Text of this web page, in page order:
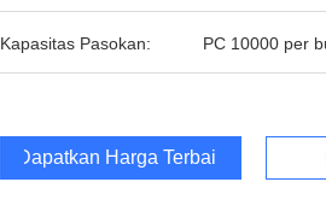
Kapasitas Pasokan: PC 10000 per
Dapatkan Harga Terbaik